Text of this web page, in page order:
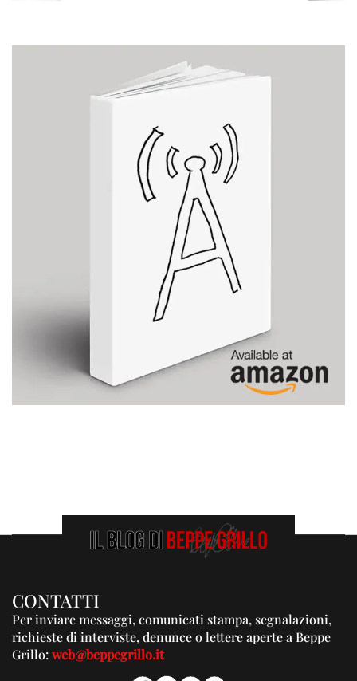
CONTATTI
Per inviare messaggi, comunicati stampa, segnalazioni,
richieste di interviste, denunce o lettere aperte a Beppe
Grillo:web@beppegrillo.it